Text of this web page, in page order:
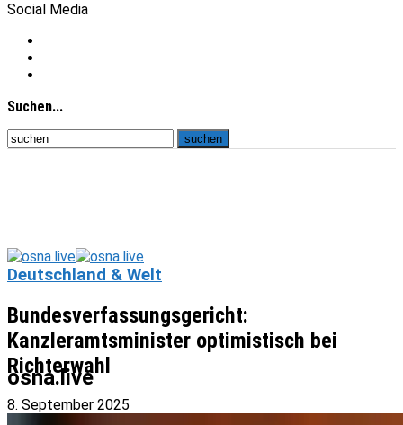
Social Media
Suchen...
osna.live
Deutschland & Welt
Bundesverfassungsgericht:
Kanzleramtsminister optimistisch bei
Richterwahl
8. September 2025